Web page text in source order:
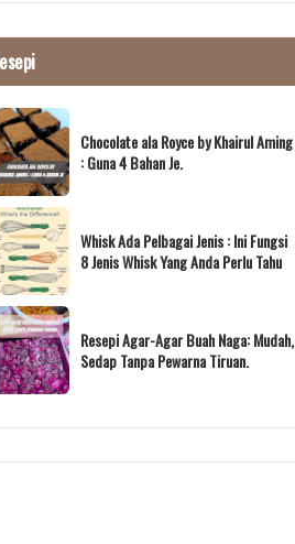
Chocolate ala Royce by Khairul Aming
: Guna 4 Bahan Je.
Whisk Ada Pelbagai Jenis : Ini Fungsi
8 Jenis Whisk Yang Anda Perlu Tahu
Resepi Agar-Agar Buah Naga: Mudah,
Sedap Tanpa Pewarna Tiruan.